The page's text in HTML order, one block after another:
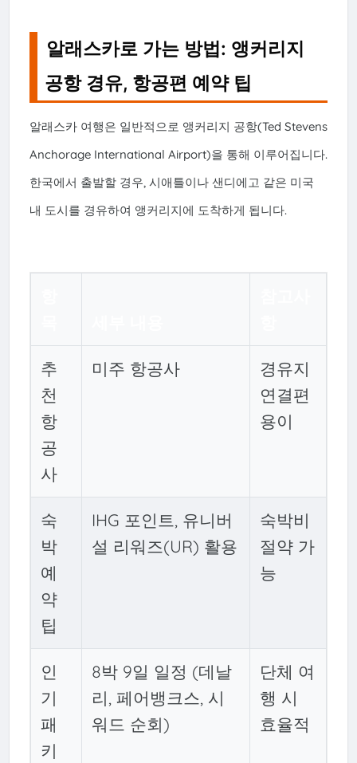
알래스카로 가는 방법: 앵커리지
공항 경유, 항공편 예약 팁
알래스카 여행은 일반적으로 앵커리지 공항(Ted Stevens
Anchorage International Airport)을 통해 이루어집니다.
한국에서 출발할 경우, 시애틀이나 샌디에고 같은 미국
내 도시를 경유하여 앵커리지에 도착하게 됩니다.
추
천
항
공
사
미주 항공사
경유지
연결편
용이
숙
박
예
약
팁
IHG 포인트, 유니버
설 리워즈(UR) 활용
숙박비
절약 가
능
인
기
패
키
8박 9일 일정 (데날
리, 페어뱅크스, 시
워드 순회)
단체 여
행 시
효율적